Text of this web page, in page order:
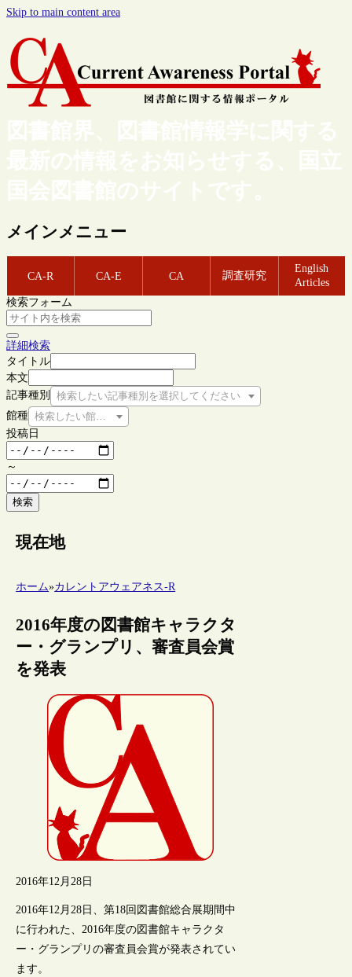
Skip to main content area
図書館界、図書館情報学に関する
最新の情報をお知らせする、国立
国会図書館のサイトです。
メインメニュー
CA-R CA-E CA 調査研究
English
Articles
検索フォーム
詳細検索
タイトル
本文
記事種別
検索したい記事種別を選択してください
館種 検索したい館種を選択してください
投稿日
～
検索
現在地
ホーム»カレントアウェアネス-R
2016年度の図書館キャラクタ
ー・グランプリ、審査員会賞
を発表
2016年12月28日
2016年12月28日、第18回図書館総合展期間中
に行われた、2016年度の図書館キャラクタ
ー・グランプリの審査員会賞が発表されてい
ます。